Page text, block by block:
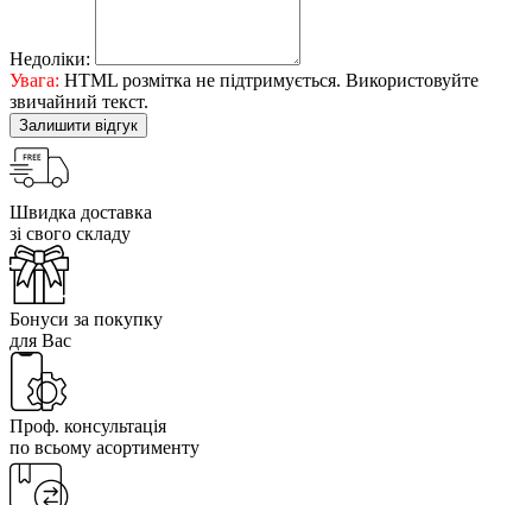
Недоліки:
Увага: HTML розмітка не підтримується. Використовуйте
звичайний текст.
Залишити відгук
Швидка доставка
зі свого складу
Бонуси за покупку
для Вас
Проф. консультація
по всьому асортименту